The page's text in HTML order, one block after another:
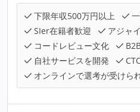
下限年収500万円以上
SIer在籍者歓迎
アジャ
コードレビュー文化
自社サービスを開発
オンラインで選考が受けら